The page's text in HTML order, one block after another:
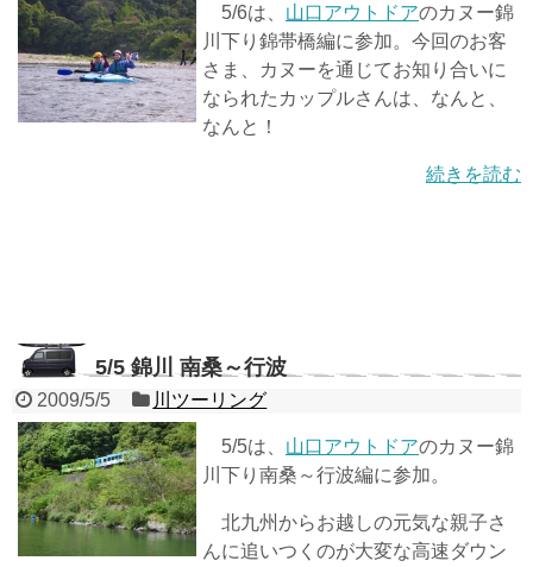
5/6は、 山口アウトドアのカヌー錦
川下り錦帯橋編に参加。今回のお客
さま、カヌーを通じてお知り合いに
なられたカップルさんは、なんと、
なんと！
続きを読む
5/5 錦川 南桑～行波
2009/5/5 川ツーリング
5/5は、 山口アウトドアのカヌー錦
川下り南桑～行波編に参加。
北九州からお越しの元気な親子さ
んに追いつくのが大変な高速ダウン